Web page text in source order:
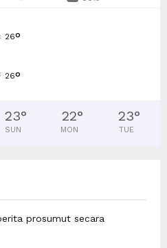
26°
26°
23°
SUN
22°
MON
23°
TUE
prosumut secara